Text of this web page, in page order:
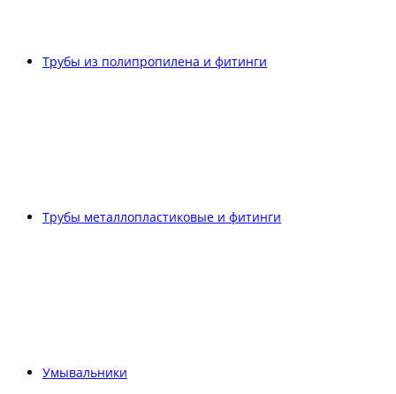
Трубы из полипропилена и фитинги
Трубы металлопластиковые и фитинги
Умывальники